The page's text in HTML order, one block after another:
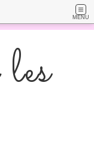
MENU